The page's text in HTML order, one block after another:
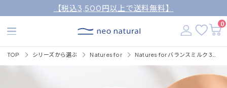
【税込3,500円以上で送料無料】
0
TOP シリーズから選ぶ Natures for